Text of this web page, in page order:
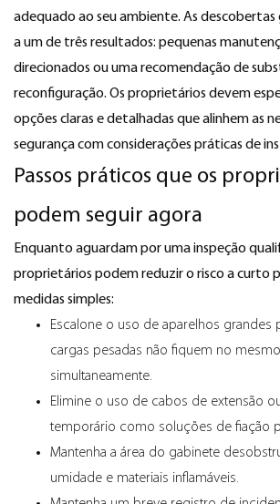
adequado ao seu ambiente. As
a um de três resultados: pequenas
direcionados ou uma recomendação de
reconfiguração. Os proprietários devem
opções claras e detalhadas que alinhem as
segurança com considerações práticas de
Passos práticos que os
podem seguir agora
Enquanto aguardam por uma inspeção
proprietários podem reduzir o risco a curto
medidas simples:
Escalone o uso de aparelhos grandes
cargas pesadas não fiquem no
simultaneamente.
Elimine o uso de cabos de extensão
temporário como soluções de fiação
Mantenha a área do gabinete
umidade e materiais inflamáveis.